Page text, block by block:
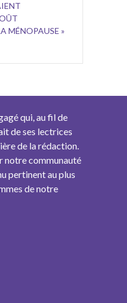
MÉNOPAUSE »
qui, au fil de
de ses lectrices
de la rédaction.
notre communauté
pertinent au plus
de notre